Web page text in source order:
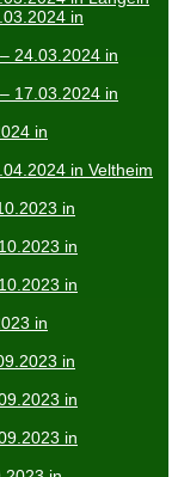
in
24.03.2024 in
17.03.2024 in
in
in Veltheim
in
in
in
in
in
in
in